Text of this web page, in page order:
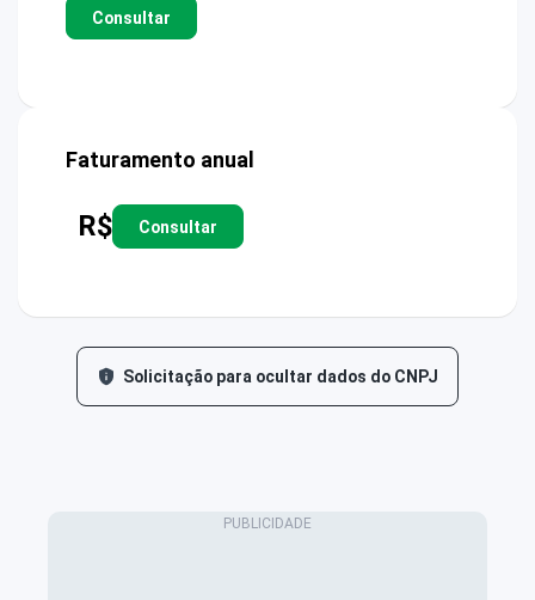
Consultar
Faturamento anual
R$ Consultar
Solicitação para ocultar dados do CNPJ